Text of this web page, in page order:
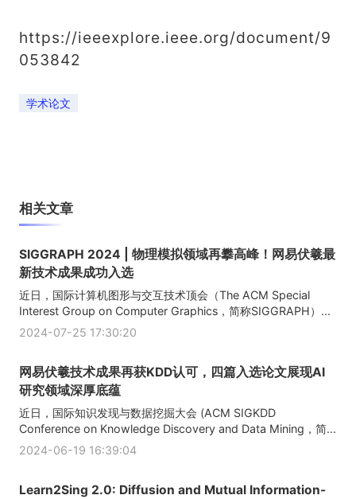
https://ieeexplore.ieee.org/document/9
053842
学术论文
相关文章
SIGGRAPH 2024 | 物理模拟领域再攀高峰！网易伏羲最
新技术成果成功入选
近日，国际计算机图形与交互技术顶会（The ACM Special
Interest Group on Computer Graphics，简称SIGGRAPH）...
2024-07-25 17:30:20
网易伏羲技术成果再获KDD认可，四篇入选论文展现AI
研究领域深厚底蕴
近日，国际知识发现与数据挖掘大会 (ACM SIGKDD
Conference on Knowledge Discovery and Data Mining，简...
2024-06-19 16:39:04
Learn2Sing 2.0: Diffusion and Mutual Information-